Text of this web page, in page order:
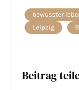
bewusster
Leipzig
Beitrag